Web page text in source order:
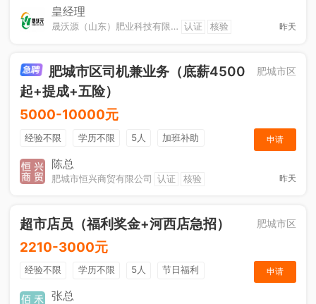
奖励计划
节日福利
皇经理
晟沃源（山东）肥业科技有限公司 认证 核验 昨天
肥城市区司机兼业务（底薪4500
起+提成+五险）
肥城市区
5000-10000元
经验不限 学历不限 5人
加班补助
综合补贴
社保五险
申请
陈总
肥城市恒兴商贸有限公司 认证 核验 昨天
超市店员（福利奖金+河西店急招） 肥城市区
2210-3000元
经验不限 学历不限 5人
节日福利
综合补贴
申请
张总